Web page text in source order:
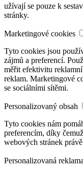
užívají se pouze k
stránky.
Marketingové cookies
Tyto cookies jsou
zájmů a preferencí.
měřit efektivitu
reklam. Marketingové
se sociálními sítěmi.
Personalizovaný obsah
Tyto cookies nám
preferencím, díky
webových stránek
Personalizovaná reklama